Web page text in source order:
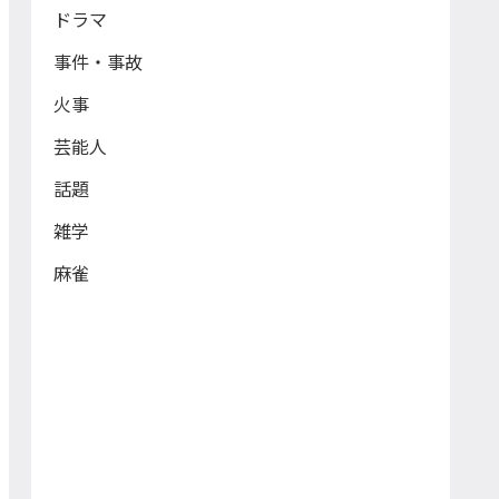
ドラマ
事件・事故
火事
芸能人
話題
雑学
麻雀